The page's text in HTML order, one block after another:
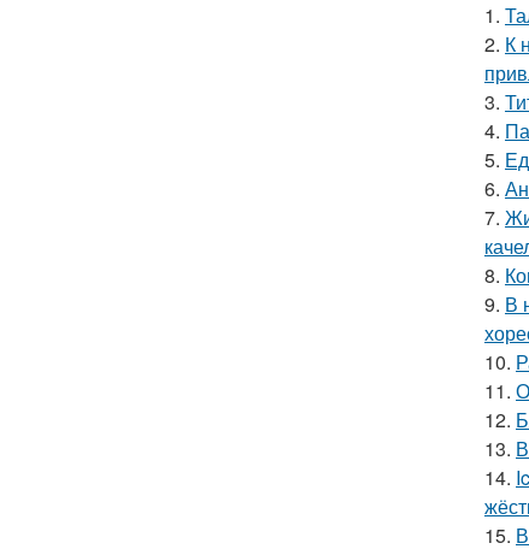
1.
2. К
3.
4.
5.
6.
7.
8.
9. В
10.
11.
12.
13.
14.
15.